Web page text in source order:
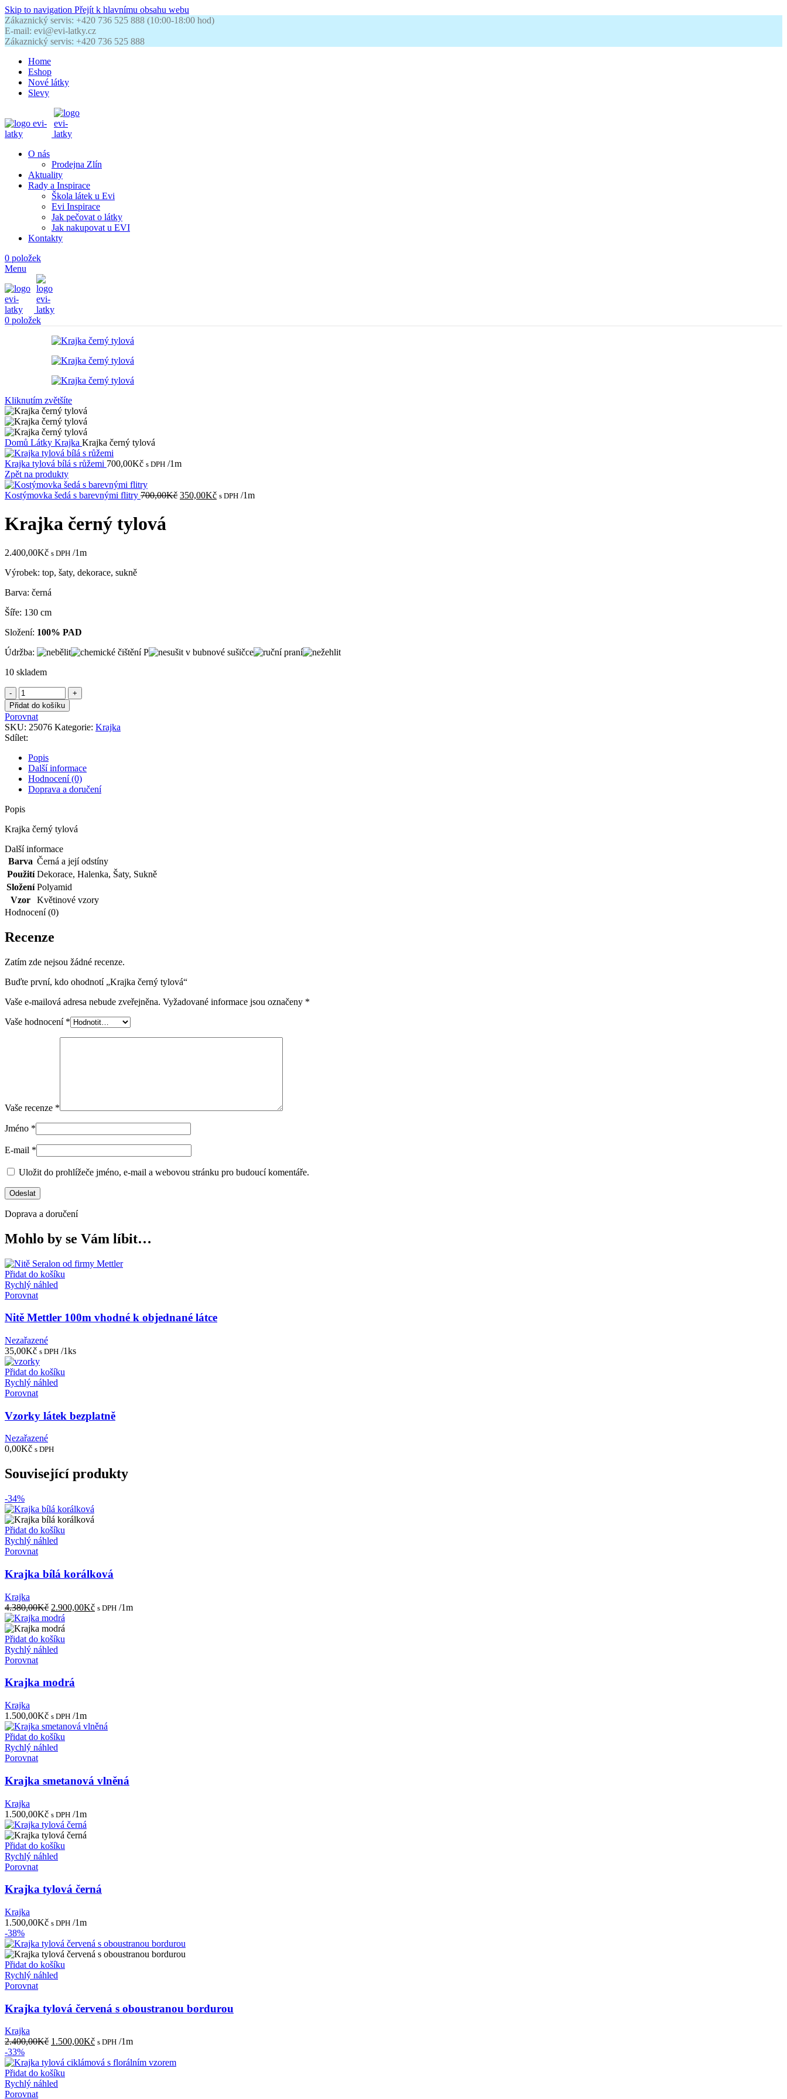
Skip to navigation Přejít k hlavnímu obsahu webu
Zákaznický servis: +420 736 525 888 (10:00-18:00 hod)
E-mail: evi@evi-latky.cz
Zákaznický servis: +420 736 525 888
Home
Eshop
Nové látky
Slevy
O nás
Prodejna Zlín
Aktuality
Rady a Inspirace
Škola látek u Evi
Evi Inspirace
Jak pečovat o látky
Jak nakupovat u EVI
Kontakty
0 položek
Menu
0 položek
Kliknutím zvětšíte
Domů Látky Krajka Krajka černý tylová
Krajka tylová bílá s růžemi 700,00Kč s DPH /1m
Zpět na produkty
Kostýmovka šedá s barevnými flitry 700,00Kč Původní
350,00KčAktuální
s DPH /1m
Krajka černý tylová
2.400,00Kč s DPH /1m
Výrobek: top, šaty, dekorace, sukně
Barva: černá
Šíře: 130 cm
Složení: 100% PAD
Údržba:
10 skladem
Krajka
černý
tylová
množství
Přidat do košíku
Porovnat
SKU: 25076 Kategorie: Krajka
Sdílet:
Popis
Další informace
Hodnocení (0)
Doprava a doručení
Popis
Krajka černý tylová
Další informace
Barva Černá a její odstíny
Použití Dekorace, Halenka, Šaty, Sukně
Složení Polyamid
Vzor
Květinové vzory
Hodnocení (0)
Recenze
Zatím zde nejsou žádné recenze.
Buďte první, kdo ohodnotí „Krajka černý tylová“
Vaše e-mailová adresa nebude zveřejněna. Vyžadované informace jsou označeny *
Vaše hodnocení *
Vaše recenze *
Jméno *
E-mail *
Uložit do prohlížeče jméno, e-mail a webovou stránku pro budoucí komentáře.
Doprava a doručení
Mohlo by se Vám líbit…
Přidat do košíku
Rychlý náhled
Porovnat
Nitě Mettler 100m vhodné k objednané látce
Nezařazené
35,00Kč s DPH /1ks
Přidat do košíku
Rychlý náhled
Porovnat
Vzorky látek bezplatně
Nezařazené
0,00Kč s DPH
Související produkty
-34%
Přidat do košíku
Rychlý náhled
Porovnat
Krajka bílá korálková
Krajka
4.380,00Kč Původní
cena
byla:
4.380,00Kč.
2.900,00KčAktuální
s DPH /1m
Přidat do košíku
Rychlý náhled
Porovnat
Krajka modrá
Krajka
1.500,00Kč s DPH /1m
Přidat do košíku
Rychlý náhled
Porovnat
Krajka smetanová vlněná
Krajka
1.500,00Kč s DPH /1m
Přidat do košíku
Rychlý náhled
Porovnat
Krajka tylová černá
Krajka
1.500,00Kč s DPH /1m
-38%
Přidat do košíku
Rychlý náhled
Porovnat
Krajka tylová červená s oboustranou bordurou
Krajka
2.400,00Kč Původní
byla:
2.400,00Kč.
1.500,00KčAktuální
je:
s DPH /1m
-33%
Přidat do košíku
Rychlý náhled
Porovnat